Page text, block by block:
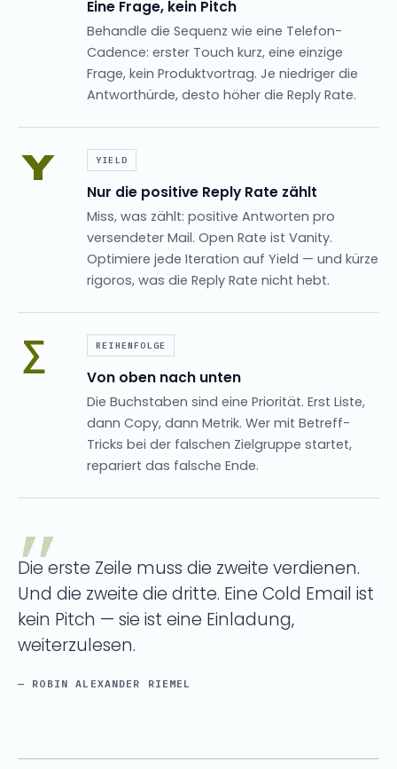
Eine Frage, kein Pitch
Behandle die Sequenz wie eine Telefon-
Cadence: erster Touch kurz, eine einzige
Frage, kein Produktvortrag. Je niedriger die
Antworthürde, desto höher die Reply Rate.
Y YIELD
Nur die positive Reply Rate zählt
Miss, was zählt: positive Antworten pro
versendeter Mail. Open Rate ist Vanity.
Optimiere jede Iteration auf Yield — und kürze
rigoros, was die Reply Rate nicht hebt.
∑ REIHENFOLGE
Von oben nach unten
Die Buchstaben sind eine Priorität. Erst Liste,
dann Copy, dann Metrik. Wer mit Betreff-
Tricks bei der falschen Zielgruppe startet,
repariert das falsche Ende.
Die erste Zeile muss die zweite verdienen.
Und die zweite die dritte. Eine Cold Email ist
kein Pitch — sie ist eine Einladung,
weiterzulesen.
— ROBIN ALEXANDER RIEMEL